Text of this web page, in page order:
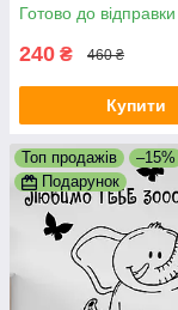
самоклейка
Готово до відправки
240 ₴ 460 ₴
Купити
Топ продажів
–15%
Подарунок